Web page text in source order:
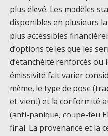
plus élevé. Les modèles
disponibles en plusieurs
plus accessibles
d’options telles que les
d’étanchéité renforcés ou
émissivité fait varier
même, le type de pose
et-vient) et la conformité
(anti-panique, coupe-feu
final. La provenance et la